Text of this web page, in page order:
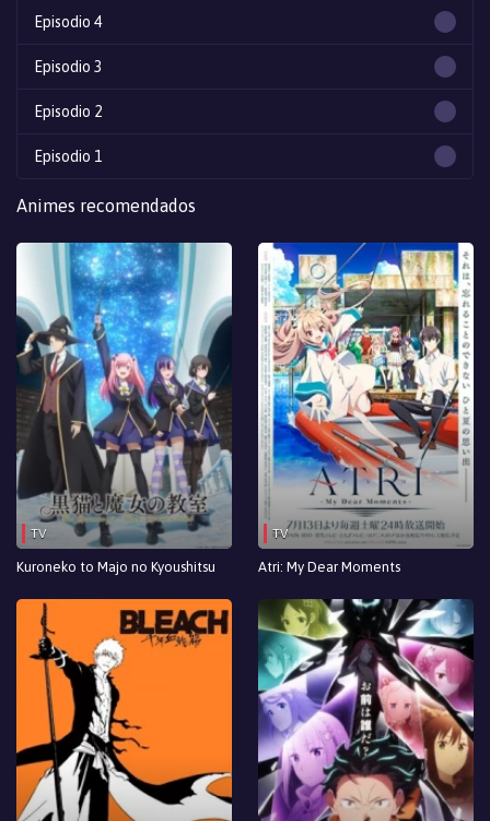
Episodio 4
Episodio 3
Episodio 2
Episodio 1
Animes recomendados
TV
Kuroneko to Majo no Kyoushitsu
TV
Atri: My Dear Moments